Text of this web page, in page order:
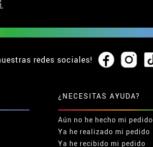
redes sociales!
¿NECESITAS AYUDA?
Aún no he hecho mi pedido
Ya he realizado mi pedido
Ya he recibido mi pedido